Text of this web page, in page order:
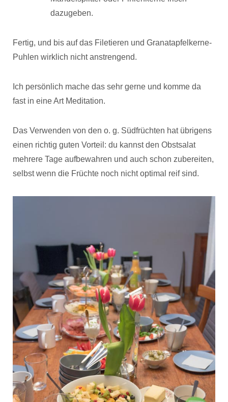
dazugeben.
Fertig, und bis auf das Filetieren und Granatapfelkerne-
Puhlen wirklich nicht anstrengend.
Ich persönlich mache das sehr gerne und komme da
fast in eine Art Meditation.
Das Verwenden von den o. g. Südfrüchten hat übrigens
einen richtig guten Vorteil: du kannst den Obstsalat
mehrere Tage aufbewahren und auch schon zubereiten,
selbst wenn die Früchte noch nicht optimal reif sind.